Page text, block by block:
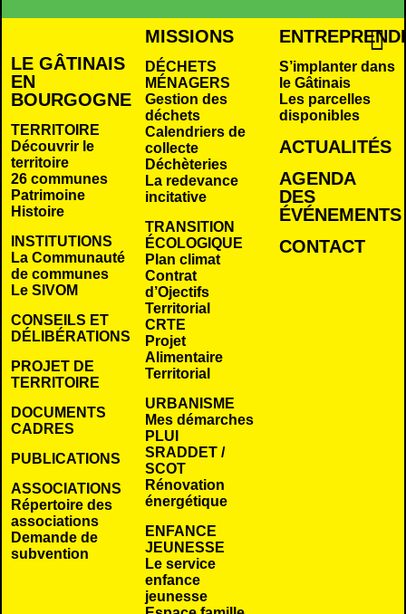
LE GÂTINAIS
EN
BOURGOGNE
TERRITOIRE
Découvrir le
territoire
26 communes
Patrimoine
Histoire
INSTITUTIONS
La Communauté
de communes
Le SIVOM
CONSEILS ET
DÉLIBÉRATIONS
PROJET DE
TERRITOIRE
DOCUMENTS
CADRES
PUBLICATIONS
ASSOCIATIONS
Répertoire des
associations
Demande de
subvention
MISSIONS
DÉCHETS
MÉNAGERS
Gestion des
déchets
Calendriers de
collecte
Déchèteries
La redevance
incitative
TRANSITION
ÉCOLOGIQUE
Plan climat
Contrat
d’Ojectifs
Territorial
CRTE
Projet
Alimentaire
Territorial
URBANISME
Mes démarches
PLUI
SRADDET /
SCOT
Rénovation
énergétique
ENFANCE
JEUNESSE
Le service
enfance
jeunesse
S’implanter dans
le Gâtinais
Les parcelles
disponibles
ACTUALITÉS
AGENDA
DES
ÉVÉNEMENTS
CONTACT